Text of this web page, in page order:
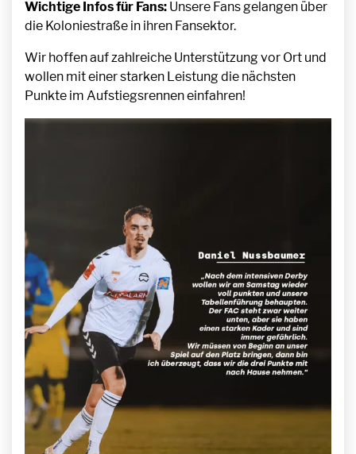
Wichtige Infos für Fans: Unsere Fans gelangen über
die Koloniestraße in ihren Fansektor.
Wir hoffen auf zahlreiche Unterstützung vor Ort und
wollen mit einer starken Leistung die nächsten
Punkte im Aufstiegsrennen einfahren!